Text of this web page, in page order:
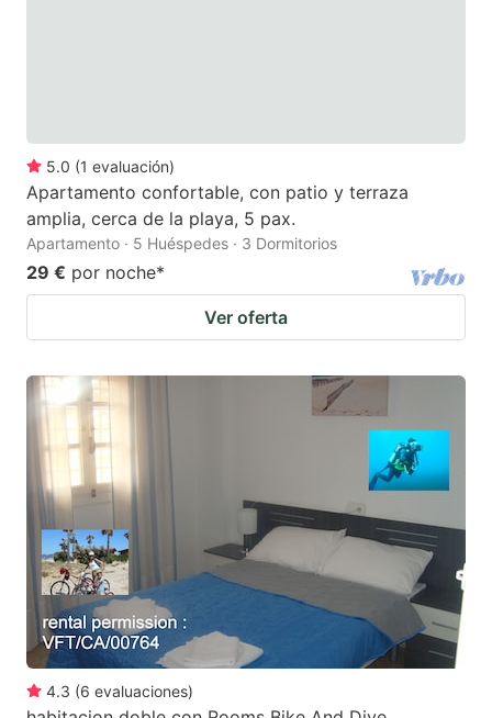
5.0 (1 evaluación)
Apartamento confortable, con patio y terraza
amplia, cerca de la playa, 5 pax.
Apartamento · 5 Huéspedes · 3 Dormitorios
29 € por noche*
Ver oferta
4.3 (6 evaluaciones)